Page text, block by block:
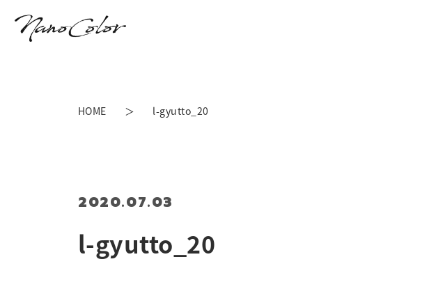
l-gyutto_20
2020.07.03
HOME l-gyutto_20